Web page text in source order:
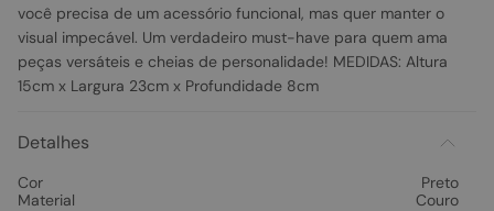
você precisa de um acessório funcional, mas quer manter o
visual impecável. Um verdadeiro must-have para quem ama
peças versáteis e cheias de personalidade! MEDIDAS: Altura
15cm x Largura 23cm x Profundidade 8cm
Detalhes
Cor
Preto
Material
Couro